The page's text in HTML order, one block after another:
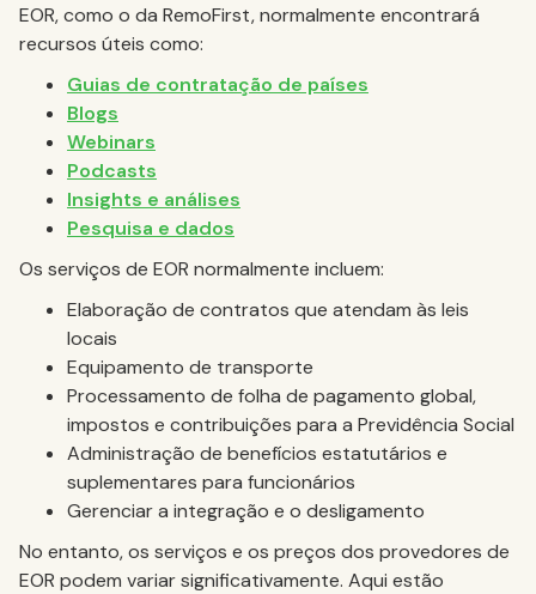
EOR, como o da RemoFirst, normalmente encontrará
recursos úteis como:
Guias de contratação de países
Blogs
Webinars
Podcasts
Insights e análises
Pesquisa e dados
Os serviços de EOR normalmente incluem:
Elaboração de contratos que atendam às leis
locais
Equipamento de transporte
Processamento de folha de pagamento global,
impostos e contribuições para a Previdência Social
Administração de benefícios estatutários e
suplementares para funcionários
Gerenciar a integração e o desligamento
No entanto, os serviços e os preços dos provedores de
EOR podem variar significativamente. Aqui estão